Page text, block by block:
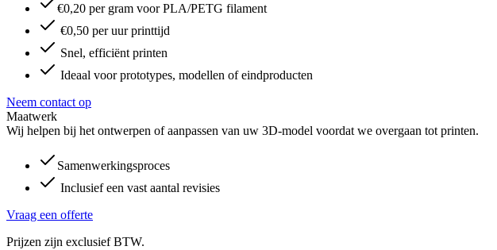
€0,20 per gram voor PLA/PETG filament
€0,50 per uur printtijd
Snel, efficiënt printen
Ideaal voor prototypes, modellen of eindproducten
Neem contact op
Maatwerk
Wij helpen bij het ontwerpen of aanpassen van uw 3D-model voordat we overgaan tot printen.
Samenwerkingsproces
Inclusief een vast aantal revisies
Vraag een offerte
Prijzen zijn exclusief BTW.